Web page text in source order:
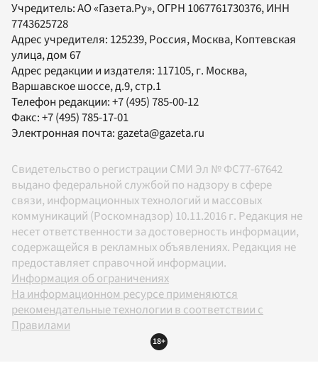
Учредитель:АО «Газета.Ру», ОГРН 1067761730376, ИНН
7743625728
Адрес учредителя: 125239, Россия, Москва, Коптевская
улица, дом 67
Адрес редакции и издателя: 117105, г. Москва,
Варшавское шоссе, д.9, стр.1
Телефон редакции:+7 (495) 785-00-12
Факс:+7 (495) 785-17-01
Электронная почта:gazeta@gazeta.ru
Свидетельство о регистрации СМИ Эл № ФС77-67642
выдано федеральной службой по надзору в сфере
связи, информационных технологий и массовых
коммуникаций (Роскомнадзор) 10.11.2016 г. Редакция не
несет ответственности за достоверность информации,
содержащейся в рекламных объявлениях. Редакция не
предоставляет справочной информации.
Информация об ограничениях
На информационном ресурсе применяются
рекомендательные технологии в соответствии с
Правилами
18+